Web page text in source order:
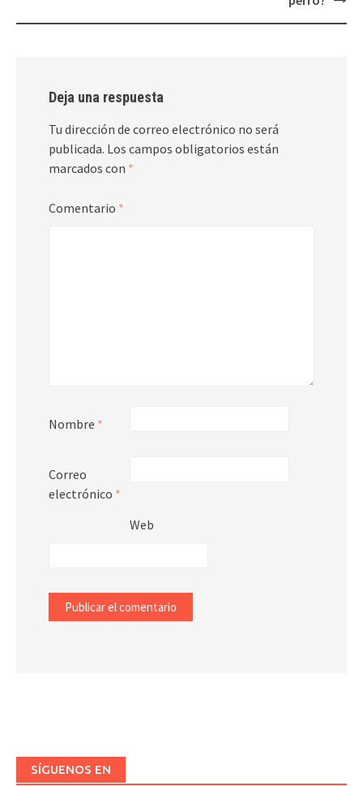
entradas
Deja una respuesta
Tu dirección de correo electrónico no será
publicada. Los campos obligatorios están
marcados con *
Comentario *
Nombre *
Correo
electrónico *
Web
SÍGUENOS EN